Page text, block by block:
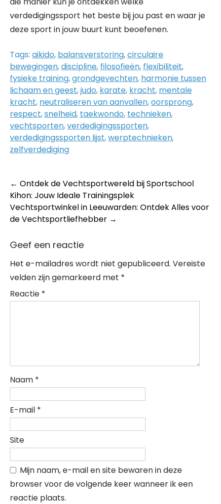
verdedigingssport het beste bij jou past en waar je
deze sport in jouw buurt kunt beoefenen.
Tags: aikido, balansverstoring,circulaire
bewegingen,discipline, filosofieën, flexibiliteit,
fysieke training,grondgevechten, harmonie tussen
lichaam en geest,judo, karate, kracht, mentale
kracht, neutraliseren van aanvallen,oorsprong,
respect,snelheid, taekwondo, technieken,
vechtsporten,verdedigingssporten,
verdedigingssporten lijst,werptechnieken,
zelfverdediging
Post
navigation
← Ontdek de Vechtsportwereld bij Sportschool
Kihon: Jouw Ideale Trainingsplek
Vechtsportwinkel in Leeuwarden: Ontdek Alles voor
de Vechtsportliefhebber →
Geef een reactie
Het e-mailadres wordt niet gepubliceerd. Vereiste
velden zijn gemarkeerd met *
Reactie *
Naam *
E-mail *
Site
Mijn naam, e-mail en site bewaren in deze
browser voor de volgende keer wanneer ik een
reactie plaats.